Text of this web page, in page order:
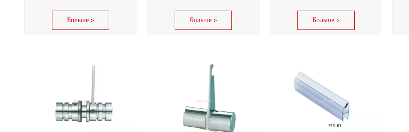
Больше > Больше > Больше >